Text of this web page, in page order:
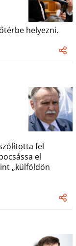
helyezni.
fel
el
„külföldön